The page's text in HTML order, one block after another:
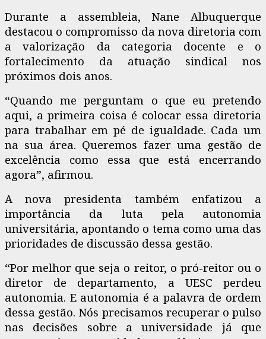
Durante a assembleia, Nane Albuquerque
destacou o compromisso da nova diretoria com
a valorização da categoria docente e o
fortalecimento da atuação sindical nos
próximos dois anos.
“Quando me perguntam o que eu pretendo
aqui, a primeira coisa é colocar essa diretoria
para trabalhar em pé de igualdade. Cada um
na sua área. Queremos fazer uma gestão de
excelência como essa que está encerrando
agora”, afirmou.
A nova presidenta também enfatizou a
importância da luta pela autonomia
universitária, apontando o tema como uma das
prioridades de discussão dessa gestão.
“Por melhor que seja o reitor, o pró-reitor ou o
diretor de departamento, a UESC perdeu
autonomia. E autonomia é a palavra de ordem
dessa gestão. Nós precisamos recuperar o pulso
nas decisões sobre a universidade já que